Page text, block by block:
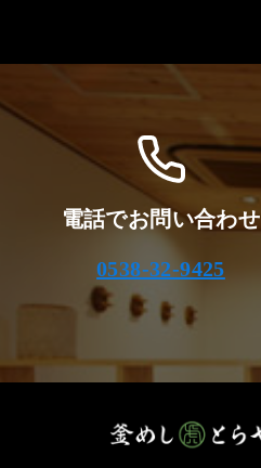
電話でお問い合わせ
0538-32-9425